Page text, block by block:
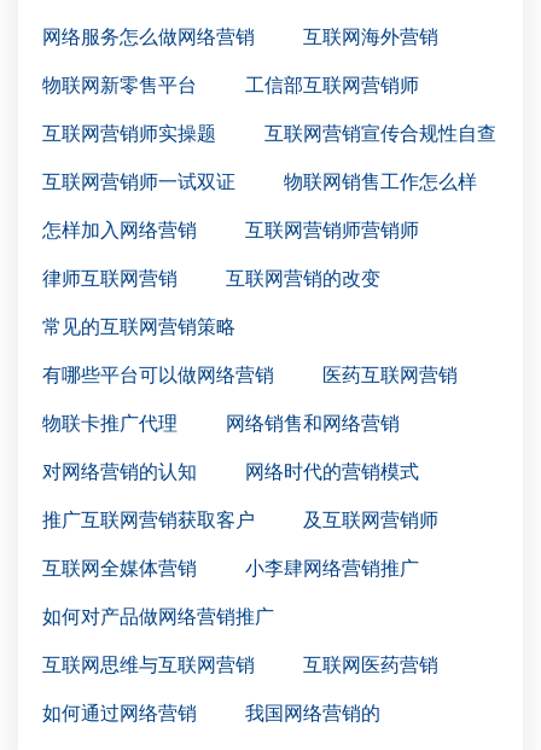
网络服务怎么做网络营销 互联网海外营销
物联网新零售平台 工信部互联网营销师
互联网营销师实操题 互联网营销宣传合规性自查
互联网营销师一试双证 物联网销售工作怎么样
怎样加入网络营销 互联网营销师营销师
律师互联网营销 互联网营销的改变
常见的互联网营销策略
有哪些平台可以做网络营销 医药互联网营销
物联卡推广代理 网络销售和网络营销
对网络营销的认知 网络时代的营销模式
推广互联网营销获取客户 及互联网营销师
互联网全媒体营销 小李肆网络营销推广
如何对产品做网络营销推广
互联网思维与互联网营销 互联网医药营销
如何通过网络营销 我国网络营销的